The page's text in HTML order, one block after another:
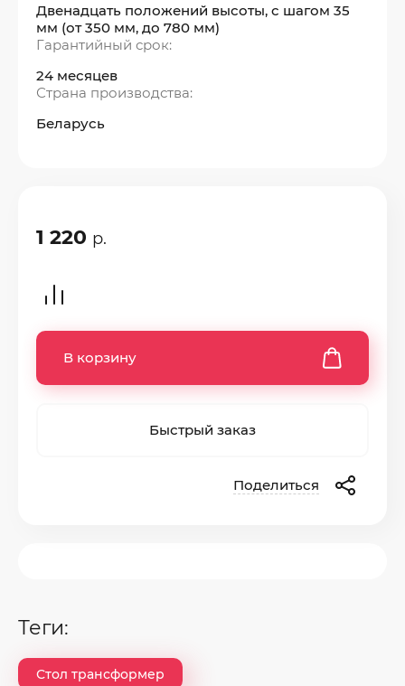
Двенадцать положений высоты, с шагом 35
мм (от 350 мм, до 780 мм)
Гарантийный срок:
24 месяцев
Страна производства:
Беларусь
1 220 р.
В корзину
Быстрый заказ
Поделиться
теги:
Стол трансформер